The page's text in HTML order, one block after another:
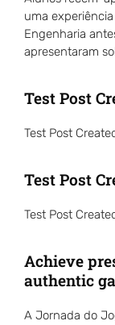
uma
Engenharia
apresentaram
Test Post
Test Post
Test Post
Test Post
Achieve
authentic
A Jornada do